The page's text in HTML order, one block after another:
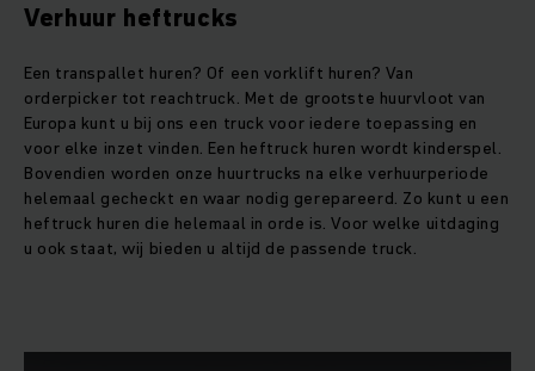
Verhuur heftrucks
Een transpallet huren? Of een vorklift huren? Van
orderpicker tot reachtruck. Met de grootste huurvloot van
Europa kunt u bij ons een truck voor iedere toepassing en
voor elke inzet vinden. Een heftruck huren wordt kinderspel.
Bovendien worden onze huurtrucks na elke verhuurperiode
helemaal gecheckt en waar nodig gerepareerd. Zo kunt u een
heftruck huren die helemaal in orde is. Voor welke uitdaging
u ook staat, wij bieden u altijd de passende truck.